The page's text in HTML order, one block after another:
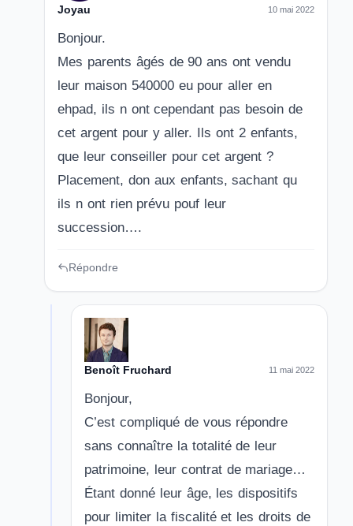
Joyau 10 mai 2022
Bonjour.
Mes parents âgés de 90 ans ont vendu
leur maison 540000 eu pour aller en
ehpad, ils n ont cependant pas besoin de
cet argent pour y aller. Ils ont 2 enfants,
que leur conseiller pour cet argent ?
Placement, don aux enfants, sachant qu
ils n ont rien prévu pouf leur
succession….
Répondre
Benoît Fruchard 11 mai 2022
Bonjour,
C’est compliqué de vous répondre
sans connaître la totalité de leur
patrimoine, leur contrat de mariage…
Étant donné leur âge, les dispositifs
pour limiter la fiscalité et les droits de